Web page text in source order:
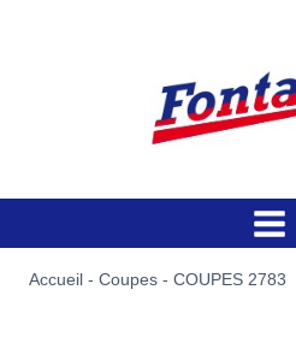
Accueil - Coupes - COUPES 2783